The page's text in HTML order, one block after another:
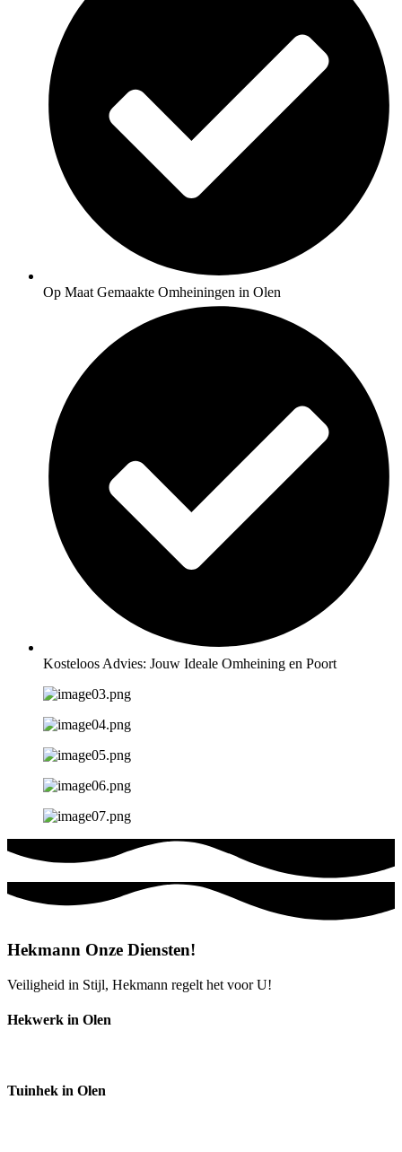
Op Maat Gemaakte Omheiningen in Olen
Kosteloos Advies: Jouw Ideale Omheining en Poort
Hekmann Onze Diensten!
Veiligheid in Stijl, Hekmann regelt het voor U!
Hekwerk in Olen
Tuinhek in Olen